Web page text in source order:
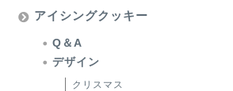
アイシングクッキー
Q＆A
デザイン
クリスマス